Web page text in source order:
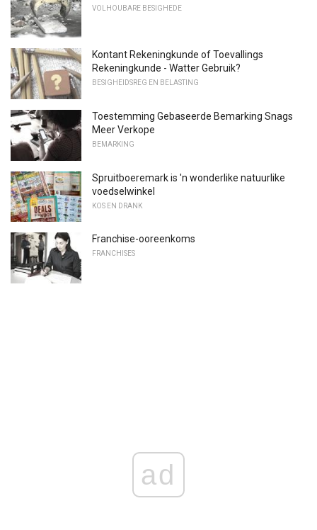
VOLHOUBARE BESIGHEDE
Kontant Rekeningkunde of Toevallings
Rekeningkunde - Watter Gebruik?
BESIGHEIDSREG EN BELASTING
Toestemming Gebaseerde Bemarking Snags
Meer Verkope
BEMARKING
Spruitboeremark is 'n wonderlike natuurlike
voedselwinkel
KOS EN DRANK
Franchise-ooreenkoms
FRANCHISES
ad